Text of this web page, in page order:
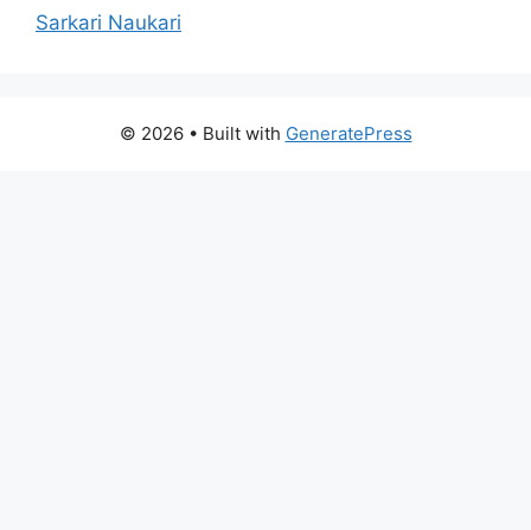
Sarkari Naukari
© 2026 • Built with GeneratePress